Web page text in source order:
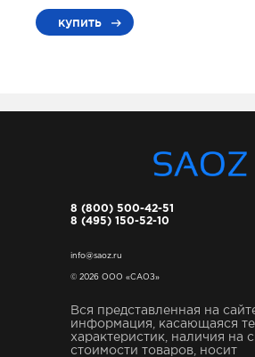
купить
8 (800) 500-42-51
8 (495) 150-52-10
info@saoz.ru
© 2026 ООО «САОЗ»
Вся представленная на
информация, касающаяся
характеристик, наличия на
стоимости товаров, носит